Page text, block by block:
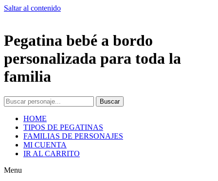
Saltar al contenido
Pegatina bebé a bordo
personalizada para toda la
familia
Buscar
HOME
TIPOS DE PEGATINAS
FAMILIAS DE PERSONAJES
MI CUENTA
IR AL CARRITO
Menu